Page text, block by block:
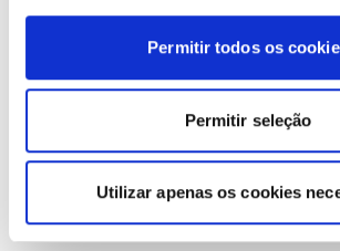
Permitir todos os
Permitir seleção
Utilizar apenas os cookies